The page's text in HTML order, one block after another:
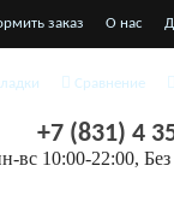
заказ О нас
Сравнение
+7 (831) 4
вс 10:00-22:00,